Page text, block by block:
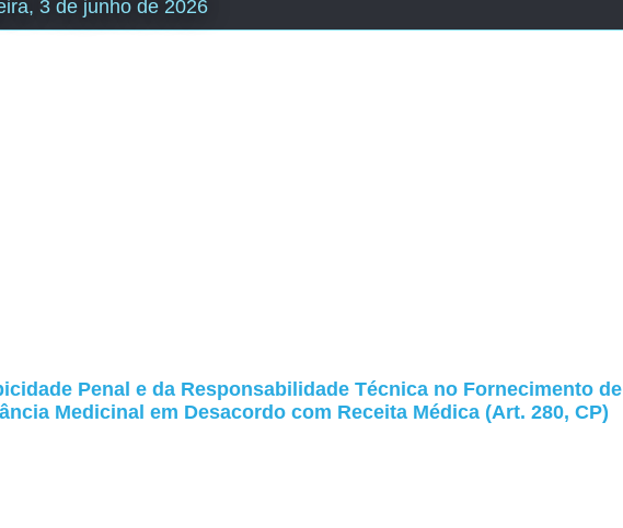
3 de junho de 2026
Penal e da Responsabilidade Técnica no Fornecimento de
Medicinal em Desacordo com Receita Médica (Art. 280, CP)